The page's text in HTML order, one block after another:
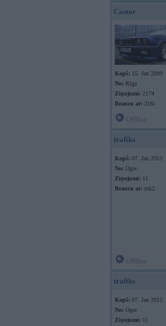
Castor
Kopš: 15. Jan 2009
No: Rīga
Ziņojumi: 2174
Braucu ar: 316i
trafiks
Kopš: 07. Jan 2015
No: Ogre
Ziņojumi: 11
Braucu ar: mk2
trafiks
Kopš: 07. Jan 2015
No: Ogre
Ziņojumi: 11